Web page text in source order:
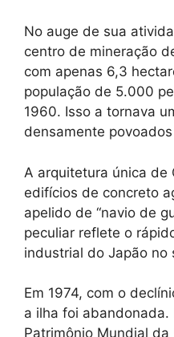
No auge de sua
centro de mineração
com apenas 6,3
população de 5.000
1960. Isso a tornava
densamente
A arquitetura única de
edifícios de concreto
apelido de “navio de
peculiar reflete o
industrial do Japão no
Em 1974, com o
a ilha foi abandonada.
Patrimônio Mundial da